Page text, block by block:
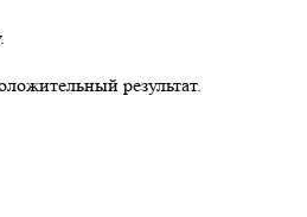
результат.